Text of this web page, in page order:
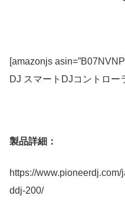
[amazonjs
DJ スマートDJコントロー
製品詳細：
https://
ddj-200/